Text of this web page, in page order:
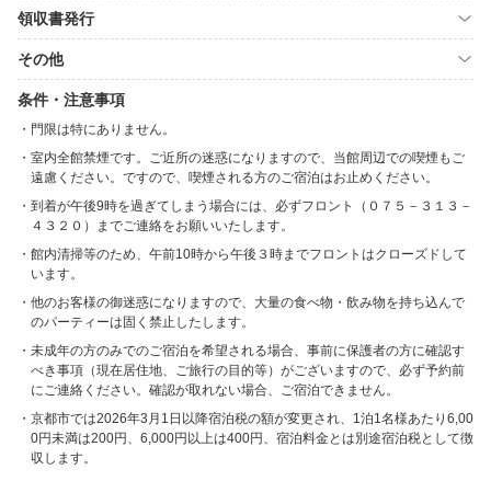
領収書発行
その他
条件・注意事項
門限は特にありません。
室内全館禁煙です。ご近所の迷惑になりますので、当館周辺での喫煙もご
遠慮ください。ですので、喫煙される方のご宿泊はお止めください。
到着が午後9時を過ぎてしまう場合には、必ずフロント（０７５－３１３－
４３２０）までご連絡をお願いいたします。
館内清掃等のため、午前10時から午後３時までフロントはクローズドして
います。
他のお客様の御迷惑になりますので、大量の食べ物・飲み物を持ち込んで
のパーティーは固く禁止したします。
未成年の方のみでのご宿泊を希望される場合、事前に保護者の方に確認す
べき事項（現在居住地、ご旅行の目的等）がございますので、必ず予約前
にご連絡ください。確認が取れない場合、ご宿泊できません。
京都市では2026年3月1日以降宿泊税の額が変更され、1泊1名様あたり6,00
0円未満は200円、6,000円以上は400円、宿泊料金とは別途宿泊税として徴
収します。